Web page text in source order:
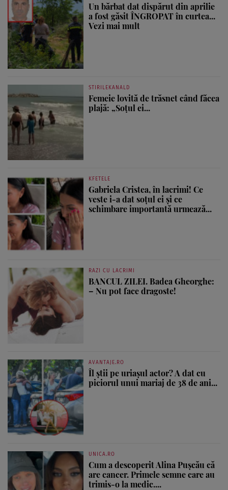
Un bărbat dat dispărut din aprilie
a fost găsit ÎNGROPAT în curtea...
Vezi mai mult
STIRILEKANALD
Femeie lovită de trăsnet când făcea
plajă: „Soțul ei...
KFETELE
Gabriela Cristea, în lacrimi! Ce
veste i-a dat soțul ei și ce
schimbare importantă urmează...
RAZI CU LACRIMI
BANCUL ZILEI. Badea Gheorghe:
– Nu pot face dragoste!
AVANTAJE.RO
Îl știi pe uriașul actor? A dat cu
piciorul unui mariaj de 38 de ani...
UNICA.RO
Cum a descoperit Alina Pușcău că
are cancer. Primele semne care au
trimis-o la medic....